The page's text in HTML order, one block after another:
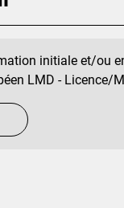
initiale et/ou
LMD -